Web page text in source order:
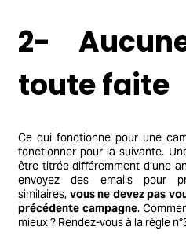
2-
toute faite
Ce qui fonctionne pour une
fonctionner pour la suivante.
être titrée différemment d’une
envoyez des emails pour
similaires, vous ne devez pas
précédente campagne.
mieux ? Rendez-vous à la règle